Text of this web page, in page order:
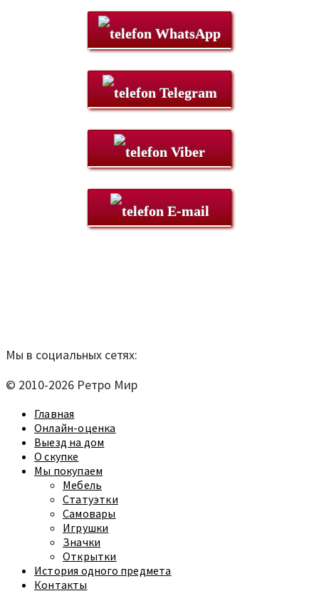
WhatsApp
Telegram
Viber
E-mail
Мы в социальных сетях:
© 2010-2026 Ретро Мир
Главная
Онлайн-оценка
Выезд на дом
О скупке
Мы покупаем
Мебель
Статуэтки
Самовары
Игрушки
Значки
Открытки
История одного предмета
Контакты